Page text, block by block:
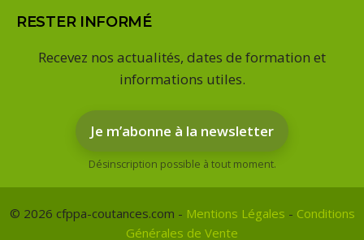
RESTER INFORMÉ
Recevez nos actualités, dates de formation et
informations utiles.
Je m’abonne à la newsletter
Désinscription possible à tout moment.
© 2026 cfppa-coutances.com - Mentions Légales - Conditions
Générales de Vente